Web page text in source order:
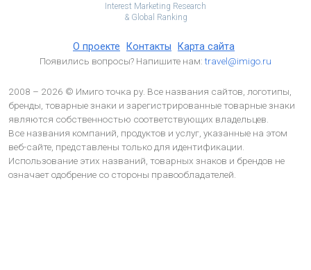
Interest Marketing Research
& Global Ranking
О проекте Контакты Карта сайта
Появились вопросы? Напишите нам:travel@imigo.ru
2008 – 2026 © Имиго точка ру. Все названия сайтов, логотипы,
бренды, товарные знаки и зарегистрированные товарные знаки
являются собственностью соответствующих владельцев.
Все названия компаний, продуктов и услуг, указанные на этом
веб-сайте, представлены только для идентификации.
Использование этих названий, товарных знаков и брендов не
означает одобрение со стороны правообладателей.